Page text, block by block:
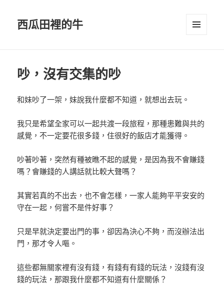
西瓜田裡的牛
吵，沒有交集的吵
和妹吵了一架，妹說我什麼都不知道，就想出去玩。
我只是希望全家可以一起共渡一段旅程，那種患難與共的
感覺，不一定要花很多錢，住很好的飯店才能獲得。
吵著吵著，突然有種被瞧不起的感覺，是因為我不會賺錢
嗎？會賺錢的人講話就比較大聲嗎？
其實若真的不出去，也不會怎樣，一家人能夠平平安安的
守在一起，何嘗不是件好事？
只是早就決定要出門的事，卻因為決心不夠，而沒辦法出
門，那才令人嘔。
這些都無關家裡有沒有錢，有錢有有錢的玩法，沒錢有沒
錢的玩法，那跟我什麼都不知道有什麼關係？